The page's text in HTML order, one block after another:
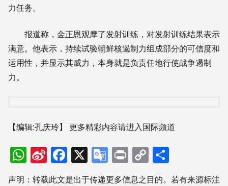
力任务。
报道称，金正恩观摩了发射训练，对发射训练结果表示
满意。他表示，持续试验朝鲜核遏制力组成部分的可信度和
运用性，并显示其威力，本身就是负责任地行使战争遏制
力。
【编辑:孔庆玲】 更多精彩内容请进入国际频道
WhatsApp
Sina
Weibo
Facebook
X Google
Translate
PrintCopy
Link享
声明：转载此文是出于传递更多信息之目的。若有来源标注